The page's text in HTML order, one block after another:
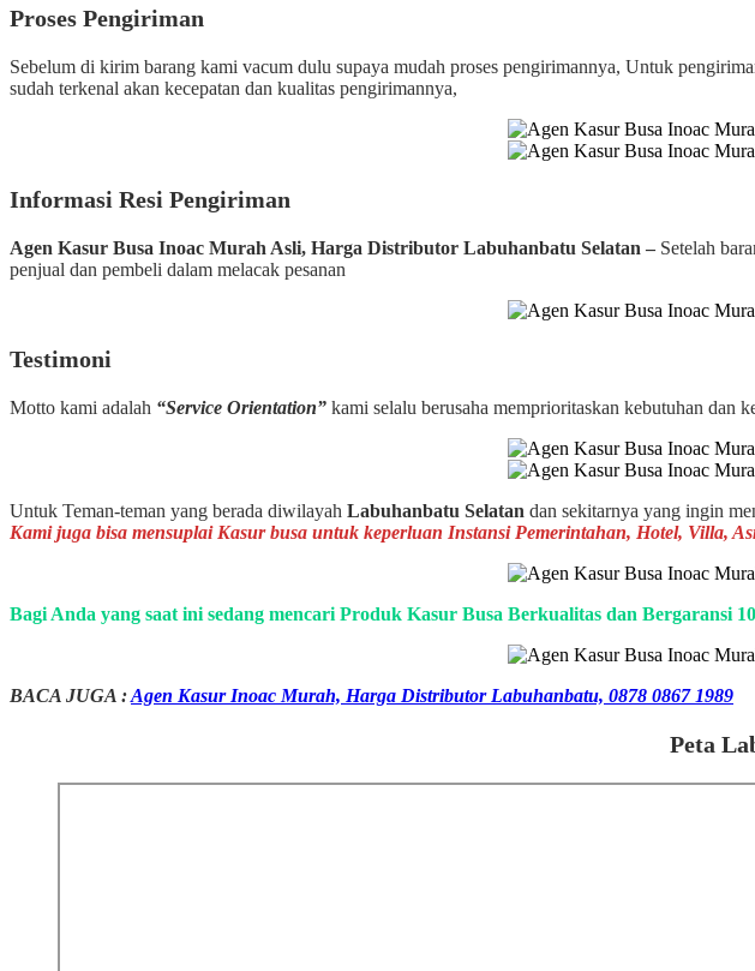
Proses Pengiriman
Sebelum di kirim barang kami vacum dulu supaya mudah proses pengirimannya, Untuk
sudah terkenal akan kecepatan dan kualitas pengirimannya,
Informasi Resi Pengiriman
Agen Kasur Busa Inoac Murah Asli, Harga Distributor Labuhanbatu Selatan – Setelah
penjual dan pembeli dalam melacak pesanan
Testimoni
Motto kami adalah “Service Orientation” kami selalu berusaha memprioritaskan kebutuhan dan
Untuk Teman-teman yang berada diwilayah Labuhanbatu Selatan dan sekitarnya yang ingin
Kami juga bisa mensuplai Kasur busa untuk keperluan Instansi Pemerintahan, Hotel, Villa,
Bagi Anda yang saat ini sedang mencari Produk Kasur Busa Berkualitas dan Bergaransi
BACA JUGA :Agen Kasur Inoac Murah, Harga Distributor Labuhanbatu, 0878 0867 1989
Peta